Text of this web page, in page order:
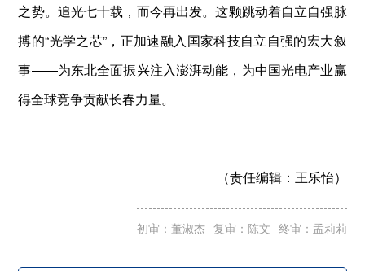
之势。追光七十载，而今再出发。这颗跳动着自立自强脉
搏的“光学之芯”，正加速融入国家科技自立自强的宏大叙
事——为东北全面振兴注入澎湃动能，为中国光电产业赢
得全球竞争贡献长春力量。
（责任编辑： 王乐怡）
初审：董淑杰 复审：陈文 终审：孟莉莉